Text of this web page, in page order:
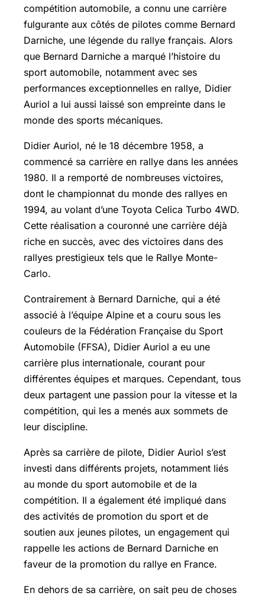
compétition automobile, a connu une carrière
fulgurante aux côtés de pilotes comme Bernard
Darniche, une légende du rallye français. Alors
que Bernard Darniche a marqué l’histoire du
sport automobile, notamment avec ses
performances exceptionnelles en rallye, Didier
Auriol a lui aussi laissé son empreinte dans le
monde des sports mécaniques.
Didier Auriol, né le 18 décembre 1958, a
commencé sa carrière en rallye dans les années
1980. Il a remporté de nombreuses victoires,
dont le championnat du monde des rallyes en
1994, au volant d’une Toyota Celica Turbo 4WD.
Cette réalisation a couronné une carrière déjà
riche en succès, avec des victoires dans des
rallyes prestigieux tels que le Rallye Monte-
Carlo.
Contrairement à Bernard Darniche, qui a été
associé à l’équipe Alpine et a couru sous les
couleurs de la Fédération Française du Sport
Automobile (FFSA), Didier Auriol a eu une
carrière plus internationale, courant pour
différentes équipes et marques. Cependant, tous
deux partagent une passion pour la vitesse et la
compétition, qui les a menés aux sommets de
leur discipline.
Après sa carrière de pilote, Didier Auriol s’est
investi dans différents projets, notamment liés
au monde du sport automobile et de la
compétition. Il a également été impliqué dans
des activités de promotion du sport et de
soutien aux jeunes pilotes, un engagement qui
rappelle les actions de Bernard Darniche en
faveur de la promotion du rallye en France.
En dehors de sa carrière, on sait peu de choses